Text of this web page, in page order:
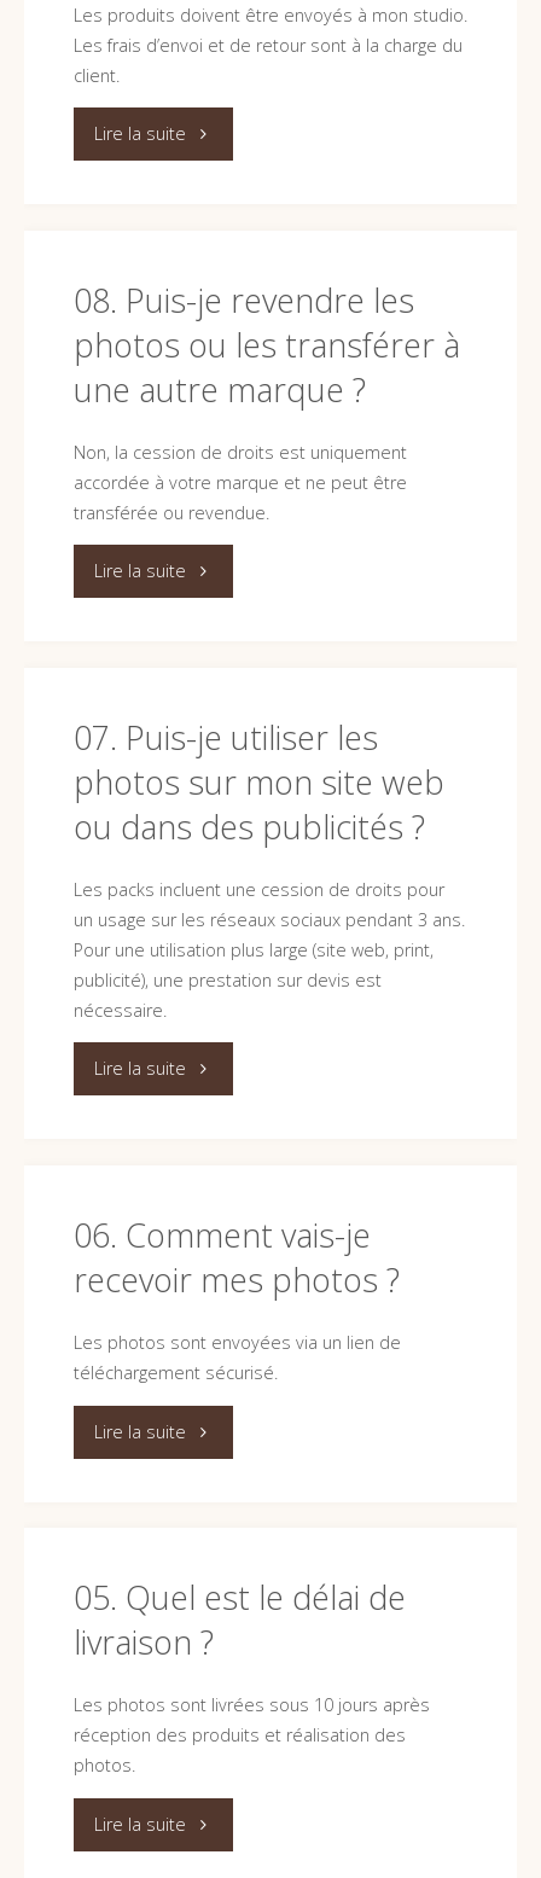
après
la
séance
photo
Les produits doivent être envoyés à mon studio.
Les frais d’envoi et de retour sont à la charge du
client.
Lire la suite "09.
mes
produits
pour
le
shooting
?"
08. Puis-je revendre les
photos ou les transférer à
une autre marque ?
Non, la cession de droits est uniquement
accordée à votre marque et ne peut être
transférée ou revendue.
Lire la suite "08.
revendre
les
photos
ou
les
transférer
à
?"
07. Puis-je utiliser les
photos sur mon site web
ou dans des publicités ?
Les packs incluent une cession de droits pour
un usage sur les réseaux sociaux pendant 3 ans.
Pour une utilisation plus large (site web, print,
publicité), une prestation sur devis est
nécessaire.
Lire la suite "07.
les
sur
mon
ou
dans
publicités
?"
06. Comment vais-je
recevoir mes photos ?
Les photos sont envoyées via un lien de
téléchargement sécurisé.
Lire la suite "06.
je
recevoir
photos
?"
05. Quel est le délai de
livraison ?
Les photos sont livrées sous 10 jours après
réception des produits et réalisation des
photos.
Lire la suite "05.